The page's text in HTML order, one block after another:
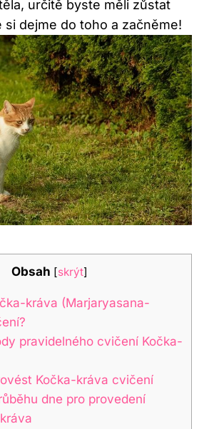
určitě byste měli zůstat
si dejme do toho‌ a⁣ začněme!
Obsah [skrýt]
kráva ⁢(Marjaryasana-
pravidelného cvičení Kočka-
Kočka-kráva‌ cvičení
dne pro provedení